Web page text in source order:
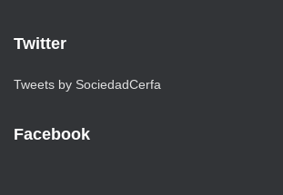
Twitter
Tweets by SociedadCerfa
Facebook